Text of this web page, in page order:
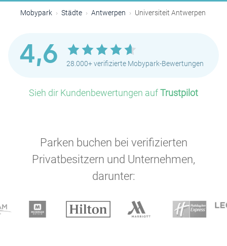
Mobypark Städte Antwerpen Universiteit Antwerpen
4,6 28.000+ verifizierte Mobypark-Bewertungen
Sieh dir Kundenbewertungen aufTrustpilot
Parken buchen bei verifizierten
Privatbesitzern und Unternehmen,
darunter: